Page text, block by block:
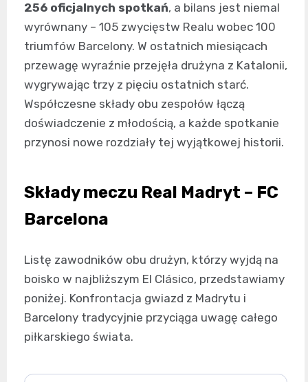
256 oficjalnych spotkań, a bilans jest niemal
wyrównany – 105 zwycięstw Realu wobec 100
triumfów Barcelony. W ostatnich miesiącach
przewagę wyraźnie przejęła drużyna z Katalonii,
wygrywając trzy z pięciu ostatnich starć.
Współczesne składy obu zespołów łączą
doświadczenie z młodością, a każde spotkanie
przynosi nowe rozdziały tej wyjątkowej historii.
Składy meczu Real Madryt – FC
Barcelona
Listę zawodników obu drużyn, którzy wyjdą na
boisko w najbliższym El Clásico, przedstawiamy
poniżej. Konfrontacja gwiazd z Madrytu i
Barcelony tradycyjnie przyciąga uwagę całego
piłkarskiego świata.